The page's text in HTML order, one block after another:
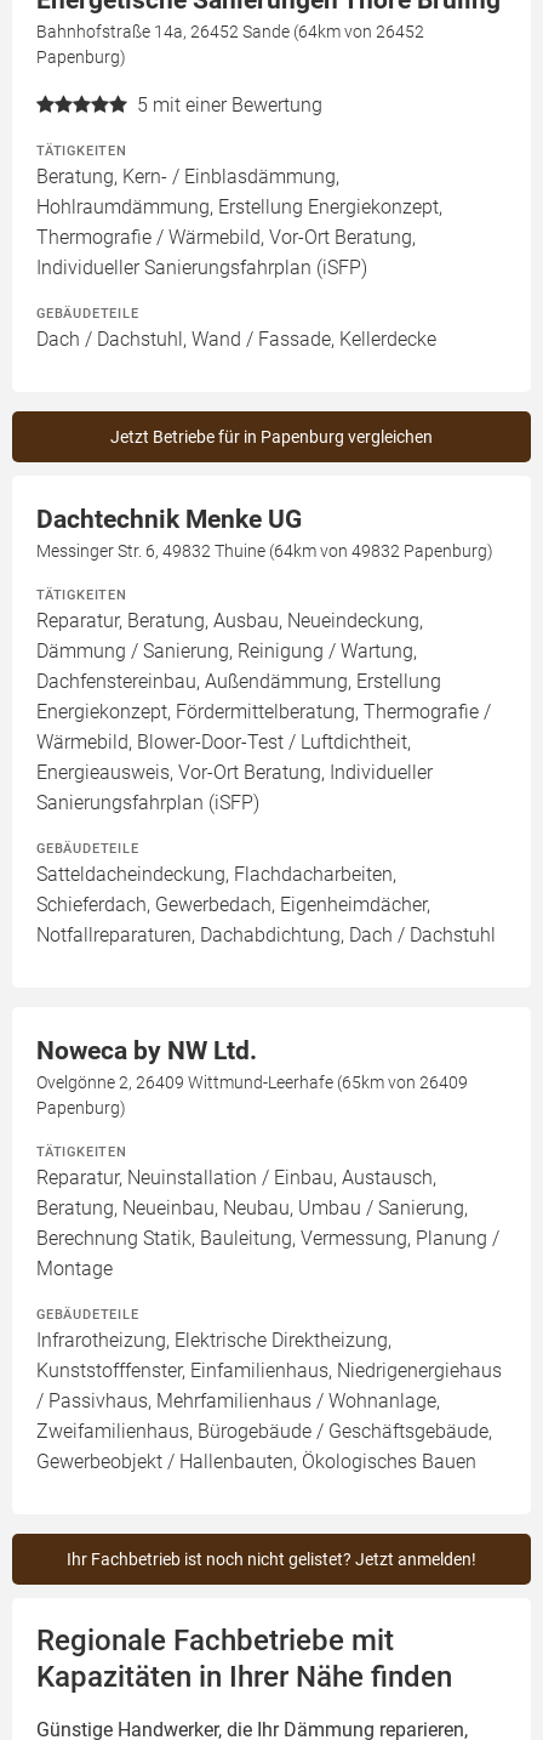
Bahnhofstraße 14a, 26452 Sande (64km von 26452
Papenburg)
5 mit einer Bewertung
TÄTIGKEITEN
Beratung, Kern- / Einblasdämmung,
Hohlraumdämmung, Erstellung Energiekonzept,
Thermografie / Wärmebild, Vor-Ort Beratung,
Individueller Sanierungsfahrplan (iSFP)
GEBÄUDETEILE
Dach / Dachstuhl, Wand / Fassade, Kellerdecke
Jetzt Betriebe für in Papenburg vergleichen
Dachtechnik Menke UG
Messinger Str. 6, 49832 Thuine (64km von 49832 Papenburg)
TÄTIGKEITEN
Reparatur, Beratung, Ausbau, Neueindeckung,
Dämmung / Sanierung, Reinigung / Wartung,
Dachfenstereinbau, Außendämmung, Erstellung
Energiekonzept, Fördermittelberatung, Thermografie /
Wärmebild, Blower-Door-Test / Luftdichtheit,
Energieausweis, Vor-Ort Beratung, Individueller
Sanierungsfahrplan (iSFP)
GEBÄUDETEILE
Satteldacheindeckung, Flachdacharbeiten,
Schieferdach, Gewerbedach, Eigenheimdächer,
Notfallreparaturen, Dachabdichtung, Dach / Dachstuhl
Noweca by NW Ltd.
Ovelgönne 2, 26409 Wittmund-Leerhafe (65km von 26409
Papenburg)
TÄTIGKEITEN
Reparatur, Neuinstallation / Einbau, Austausch,
Beratung, Neueinbau, Neubau, Umbau / Sanierung,
Berechnung Statik, Bauleitung, Vermessung, Planung /
Montage
GEBÄUDETEILE
Infrarotheizung, Elektrische Direktheizung,
Kunststofffenster, Einfamilienhaus, Niedrigenergiehaus
/ Passivhaus, Mehrfamilienhaus / Wohnanlage,
Zweifamilienhaus, Bürogebäude / Geschäftsgebäude,
Gewerbeobjekt / Hallenbauten, Ökologisches Bauen
Ihr Fachbetrieb ist noch nicht gelistet? Jetzt anmelden!
Regionale Fachbetriebe mit
Kapazitäten in Ihrer Nähe finden
Günstige Handwerker, die Ihr Dämmung reparieren,